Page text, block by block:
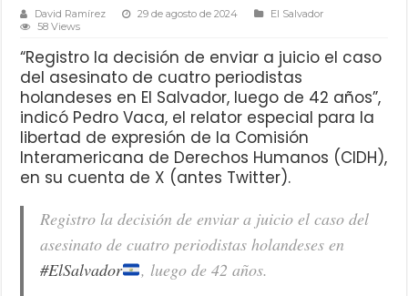
David Ramírez 29 de agosto de 2024
El Salvador
58 Views
“Registro la decisión de enviar a juicio el caso
del asesinato de cuatro periodistas
holandeses en El Salvador, luego de 42 años”,
indicó Pedro Vaca, el relator especial para la
libertad de expresión de la Comisión
Interamericana de Derechos Humanos (CIDH),
en su cuenta de X (antes Twitter).
Registro la decisión de enviar a juicio el caso del
asesinato de cuatro periodistas holandeses en
#ElSalvador
, luego de 42 años.